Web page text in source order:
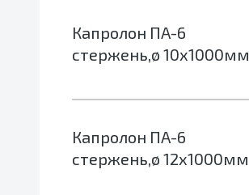
Капролон ПА-6
стержень,ø 10х1000мм
Капролон ПА-6
стержень,ø 12х1000мм